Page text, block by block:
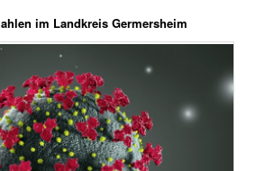
im Landkreis Germersheim